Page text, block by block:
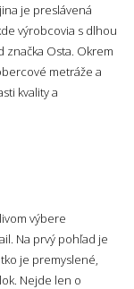
je preslávená
výrobcovia s dlhou
Osta. Okrem
metráže a
kvality a
výbere
Na prvý pohľad je
je premyslené,
Nejde len o